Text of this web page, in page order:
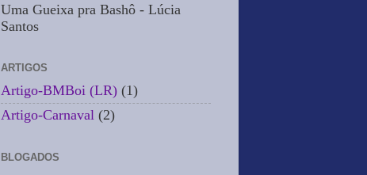
Uma Gueixa pra Bashô - Lúcia
Santos
ARTIGOS
Artigo-BMBoi (LR) (1)
Artigo-Carnaval (2)
BLOGADOS